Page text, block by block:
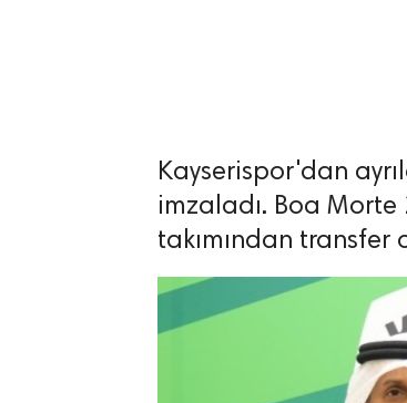
Kayserispor'dan
imzaladı. Boa
takımından transfer